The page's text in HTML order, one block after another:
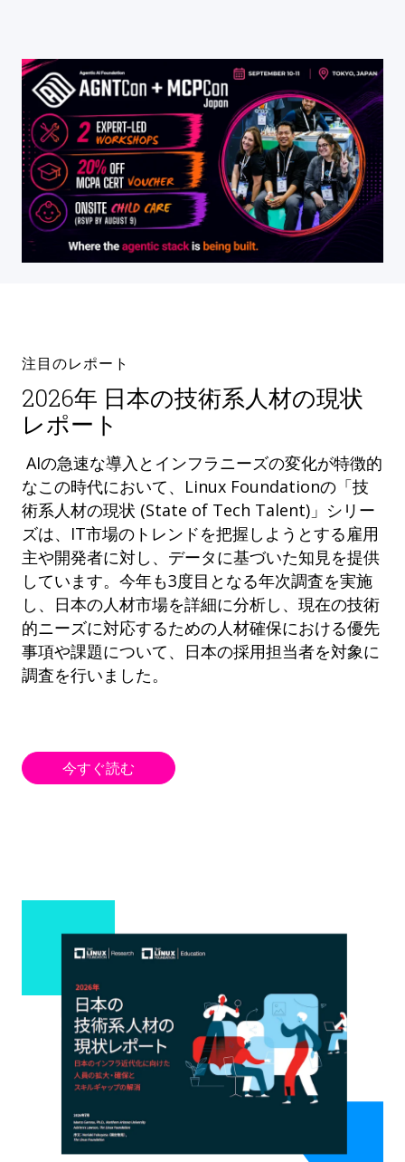
注目のレポート
2026年 日本の技術系人材の現状
レポート
AIの急速な導入とインフラニーズの変化が特徴的
なこの時代において、Linux Foundationの「技
術系人材の現状 (State of Tech Talent)」シリー
ズは、IT市場のトレンドを把握しようとする雇用
主や開発者に対し、データに基づいた知見を提供
しています。今年も3度目となる年次調査を実施
し、日本の人材市場を詳細に分析し、現在の技術
的ニーズに対応するための人材確保における優先
事項や課題について、日本の採用担当者を対象に
調査を行いました。
今すぐ読む